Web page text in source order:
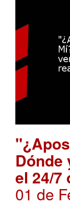
Dónde
el 24/7
01 de